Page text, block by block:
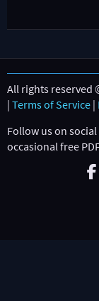
All rights reserved
| Terms of Service |
Follow us on
occasional free